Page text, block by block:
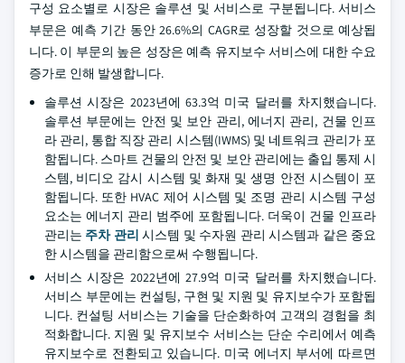
구성 요소별로 시장은 솔루션 및 서비스로 구분됩니다. 서비스
부문은 예측 기간 동안 26.6%의 CAGR로 성장할 것으로 예상됩
니다. 이 부문의 높은 성장은 예측 유지보수 서비스에 대한 수요
증가로 인해 발생합니다.
솔루션 시장은 2023년에 63.3억 미국 달러를 차지했습니다.
솔루션 부문에는 안전 및 보안 관리, 에너지 관리, 건물 인프
라 관리, 통합 직장 관리 시스템(IWMS) 및 네트워크 관리가 포
함됩니다. 스마트 건물의 안전 및 보안 관리에는 출입 통제 시
스템, 비디오 감시 시스템 및 화재 및 생명 안전 시스템이 포
함됩니다. 또한 HVAC 제어 시스템 및 조명 관리 시스템 구성
요소는 에너지 관리 범주에 포함됩니다. 더욱이 건물 인프라
관리는 주차 관리 시스템 및 수자원 관리 시스템과 같은 중요
한 시스템을 관리함으로써 수행됩니다.
서비스 시장은 2022년에 27.9억 미국 달러를 차지했습니다.
서비스 부문에는 컨설팅, 구현 및 지원 및 유지보수가 포함됩
니다. 컨설팅 서비스는 기술을 단순화하여 고객의 경험을 최
적화합니다. 지원 및 유지보수 서비스는 단순 수리에서 예측
유지보수로 전환되고 있습니다. 미국 에너지 부서에 따르면